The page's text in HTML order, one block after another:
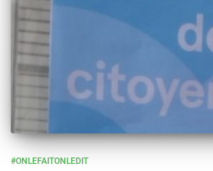
#ONLEFAITONLEDIT